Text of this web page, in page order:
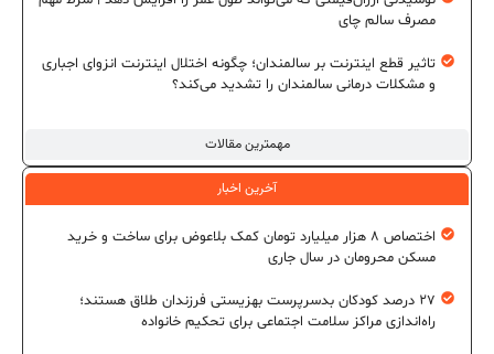
مهمترین مقالات
مصرف سالم چای
تاثیر قطع اینترنت بر سالمندان؛ چگونه اختلال اینترنت انزوای اجباری
و مشکلات درمانی سالمندان را تشدید می‌کند؟
آخرین اخبار
اختصاص ۸ هزار میلیارد تومان کمک بلاعوض برای ساخت و خرید
مسکن محرومان در سال جاری
۲۷ درصد کودکان بدسرپرست بهزیستی فرزندان طلاق هستند؛
راه‌اندازی مراکز سلامت اجتماعی برای تحکیم خانواده